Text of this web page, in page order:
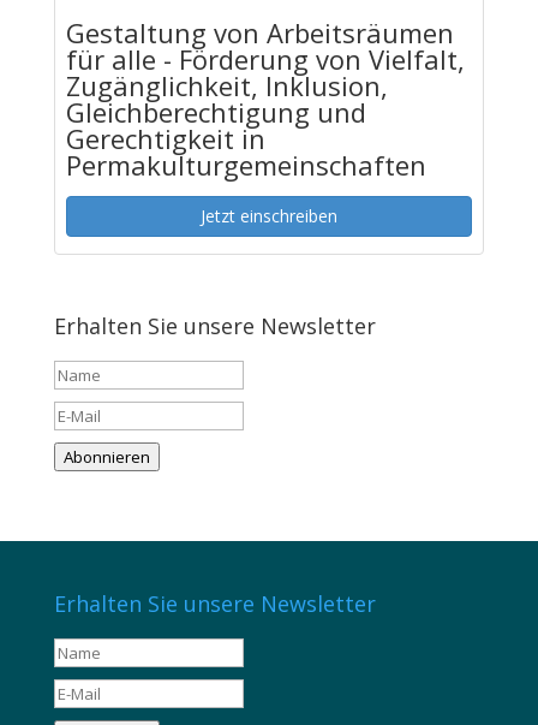
Gestaltung von Arbeitsräumen
für alle - Förderung von Vielfalt,
Zugänglichkeit, Inklusion,
Gleichberechtigung und
Gerechtigkeit in
Permakulturgemeinschaften
Jetzt einschreiben
Erhalten Sie unsere Newsletter
Abonnieren
Erhalten Sie unsere Newsletter